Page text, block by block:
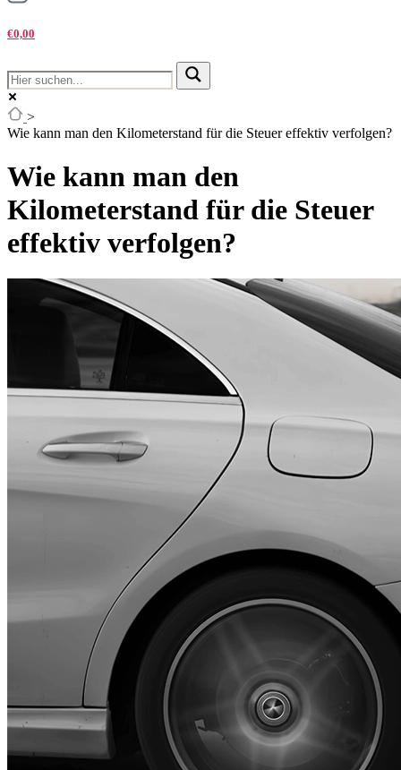
€0,00
>
Wie kann man den Kilometerstand für die Steuer effektiv verfolgen?
Wie kann man den
Kilometerstand für die Steuer
effektiv verfolgen?